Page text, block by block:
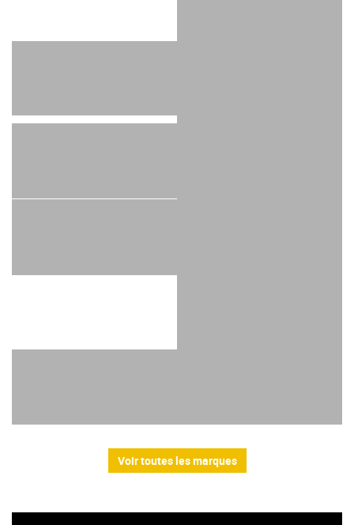
Voir toutes les marques